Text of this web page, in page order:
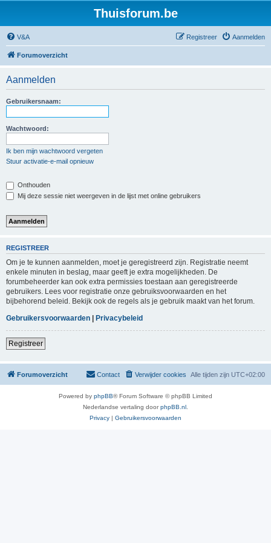
Thuisforum.be
V&A Aanmelden
Registreer
Forumoverzicht
Aanmelden
Gebruikersnaam:
Wachtwoord:
Ik ben mijn wachtwoord vergeten
Stuur activatie-e-mail opnieuw
Onthouden
Mij deze sessie niet weergeven in de lijst met online gebruikers
REGISTREER
Om je te kunnen aanmelden, moet je geregistreerd zijn. Registratie neemt
enkele minuten in beslag, maar geeft je extra mogelijkheden. De
forumbeheerder kan ook extra permissies toestaan aan geregistreerde
gebruikers. Lees voor registratie onze gebruiksvoorwaarden en het
bijbehorend beleid. Bekijk ook de regels als je gebruik maakt van het forum.
Gebruikersvoorwaarden | Privacybeleid
Registreer
Forumoverzicht Alle tijden zijn UTC+02:00
Verwijder cookies
Contact
Powered by phpBB® Forum Software © phpBB Limited
Nederlandse vertaling doorphpBB.nl
Privacy | Gebruikersvoorwaarden